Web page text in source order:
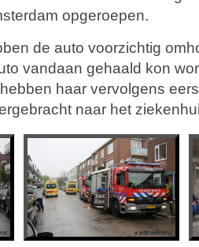
opgeroepen.
de auto voorzichtig
vandaan gehaald kon
haar vervolgens
naar het